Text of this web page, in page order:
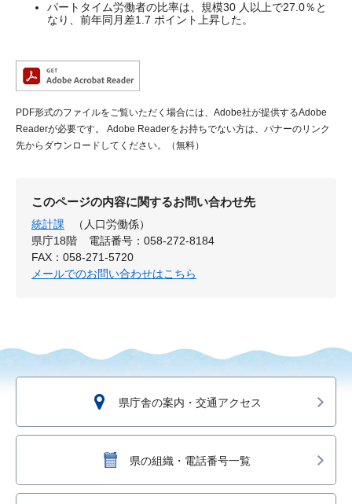
パートタイム労働者の比率は、規模30 人以上で27.0％と
なり、前年同月差1.7 ポイント上昇した。
PDF形式のファイルをご覧いただく場合には、Adobe社が提供するAdobe
Readerが必要です。
Adobe Readerをお持ちでない方は、バナーのリンク
先からダウンロードしてください。（無料）
このページの内容に関するお問い合わせ先
統計課
（人口労働係）
県庁18階
電話番号：058-272-8184
FAX：058-271-5720
メールでのお問い合わせはこちら
県庁舎の案内・交通アクセス
県の組織・電話番号一覧